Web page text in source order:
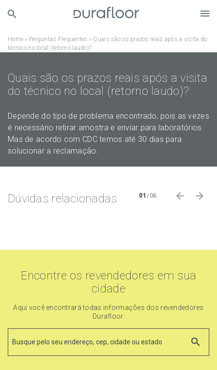
Home » Perguntas Frequentes » Quais são os prazos reais após a visita do
técnico no local (retorno laudo)?
Quais são os prazos reais após a visita
do técnico no local (retorno laudo)?
Depende do tipo de problema encontrado, pois as vezes
é necessário retirar amostra e enviar para laboratórios.
Mas de acordo com CDC temos até 30 dias para
solucionar a reclamação.
Dúvidas relacionadas 01 /06
Encontre os revendedores em sua
cidade
Aqui você encontrará todas informações dos revendedores
Durafloor.